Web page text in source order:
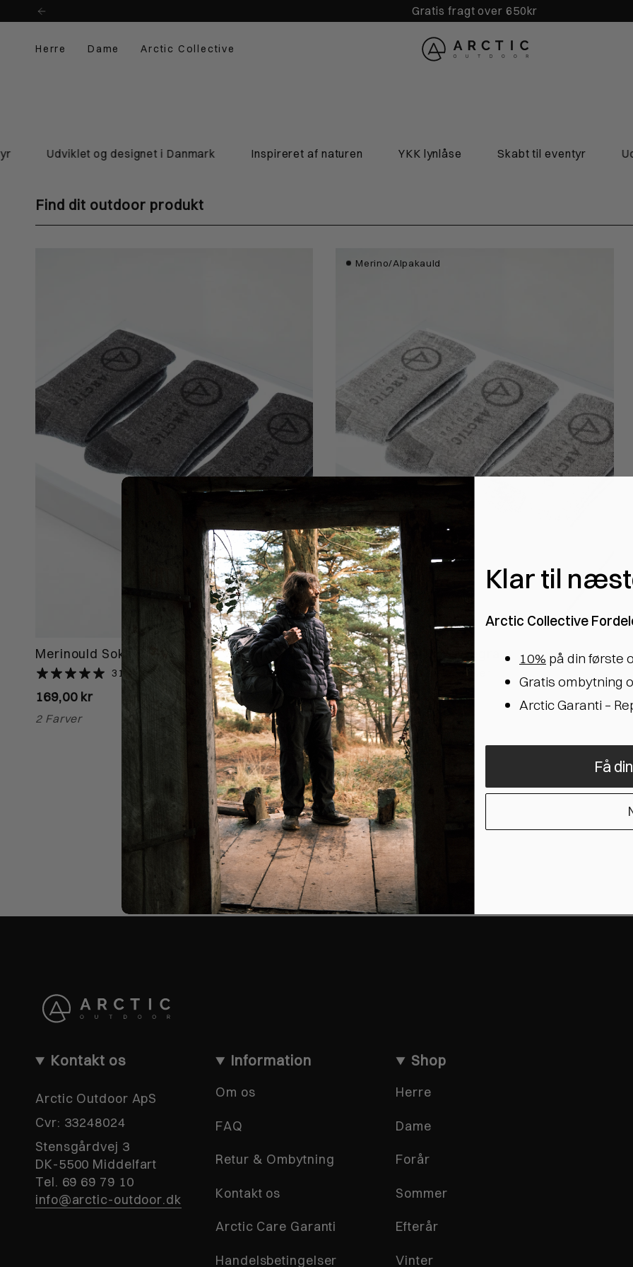
til
indhold
Gratis fragt over 650kr
Herre Dame Arctic Collective
Udviklet og designet i Danmark Inspireret af naturen YKK lynlåse Skabt til eventyr
Find dit outdoor produkt
Merinould Sokker Brun
31 anmeldelser
169,00 kr
2 Farver
Merino/Alpakauld
Merinould Sokker Lysegrå
169,00 kr
2 Farver
Kontakt os
Arctic Outdoor ApS
Cvr: 33248024
Stensgårdvej 3
DK-5500 Middelfart
Tel. 69 69 79 10
info@arctic-outdoor.dk
Information
Om os
FAQ
Retur & Ombytning
Kontakt os
Arctic Care Garanti
Handelsbetingelser
Shop
Herre
Dame
Forår
Sommer
Efterår
Vinter
Klar til
Arctic Collective
10% på din første
Gratis ombytning
Arctic Garanti –
Få